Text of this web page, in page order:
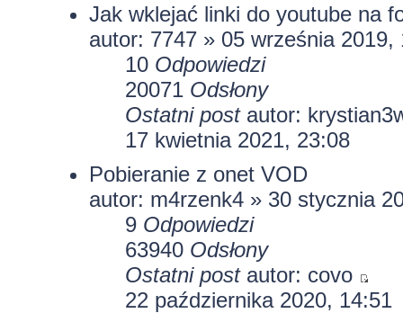
Jak wklejać linki do youtube na
autor: 7747» 05 września 2019,
10 Odpowiedzi
20071 Odsłony
Ostatni post autor:
17 kwietnia 2021, 23:08
Pobieranie z onet VOD
autor: m4rzenk4» 30 stycznia
9 Odpowiedzi
63940 Odsłony
Ostatni post autor: covo
22 października 2020, 14:51